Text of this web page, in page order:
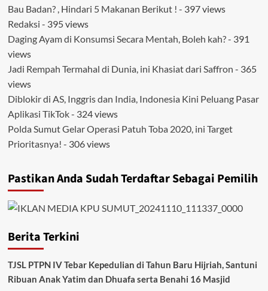
Bau Badan? , Hindari 5 Makanan Berikut ! - 397 views
Redaksi - 395 views
Daging Ayam di Konsumsi Secara Mentah, Boleh kah?- 391
views
Jadi Rempah Termahal di Dunia, ini Khasiat dari Saffron - 365
views
Diblokir di AS, Inggris dan India, Indonesia Kini Peluang Pasar
Aplikasi TikTok- 324 views
Polda Sumut Gelar Operasi Patuh Toba 2020, ini Target
Prioritasnya! - 306 views
Pastikan Anda Sudah Terdaftar Sebagai Pemilih
Berita Terkini
TJSL PTPN IV Tebar Kepedulian di Tahun Baru Hijriah, Santuni
Ribuan Anak Yatim dan Dhuafa serta Benahi 16 Masjid